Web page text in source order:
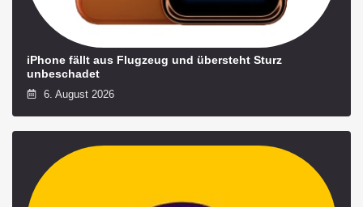
iPhone fällt aus Flugzeug und übersteht Sturz
unbeschadet
6. August 2026